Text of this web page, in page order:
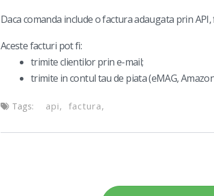
Daca comanda include o factura adaugata prin
Aceste facturi pot fi:
trimite clientilor prin e-mail;
trimite in contul tau de piata (eMAG,
Tags: api factura